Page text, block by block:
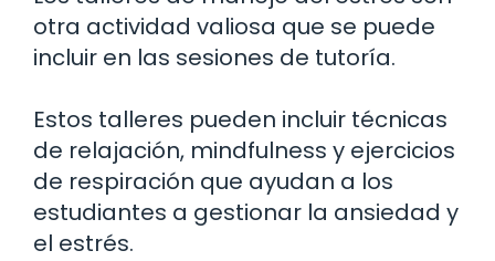
otra actividad valiosa que se puede
incluir en las sesiones de tutoría.
Estos talleres pueden incluir técnicas
de relajación, mindfulness y ejercicios
de respiración que ayudan a los
estudiantes a gestionar la ansiedad y
el estrés.